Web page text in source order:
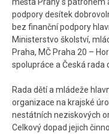
města Prahy s patronem
podpory desítek
bez finanční podpory
Ministerstvo školství,
Praha, MČ Praha 20 –
spolupráce a Česká rada
Rada dětí a mládeže
organizace na krajské
nestátních neziskových
Celkový dopad jejich